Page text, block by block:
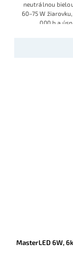
neutrálnou
60–75 W
000 h a
MasterLED 6W,